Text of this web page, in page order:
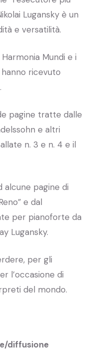
Lugansky è un
e versatilità.
Mundi e i
ricevuto
pagine tratte dalle
e altri
n. 3 e n. 4 e il
alcune pagine di
e dal
per pianoforte da
Lugansky.
per gli
l’occasione di
del mondo.
diffusione